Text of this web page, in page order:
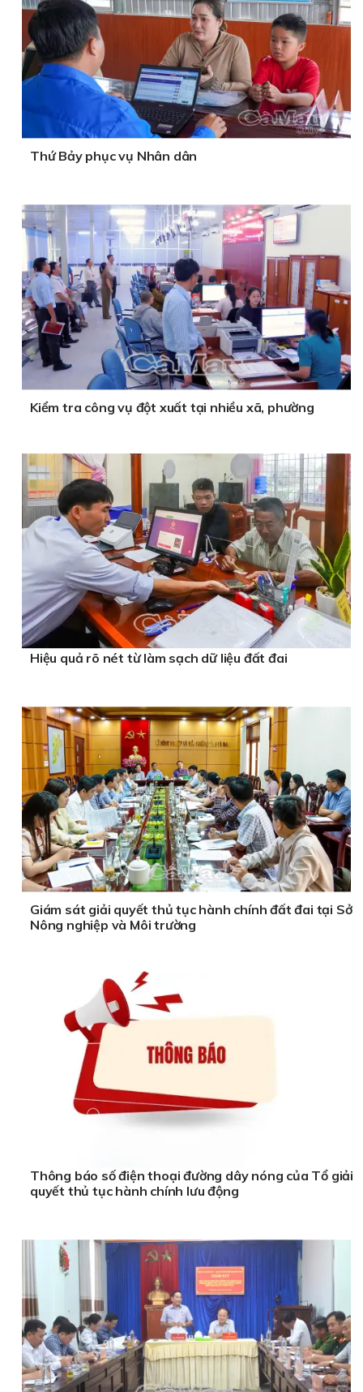
Thứ Bảy phục vụ Nhân dân
Kiểm tra công vụ đột xuất tại nhiều xã, phường
Hiệu quả rõ nét từ làm sạch dữ liệu đất đai
Giám sát giải quyết thủ tục hành chính đất đai tại Sở
Nông nghiệp và Môi trường
Thông báo số điện thoại đường dây nóng của Tổ giải
quyết thủ tục hành chính lưu động